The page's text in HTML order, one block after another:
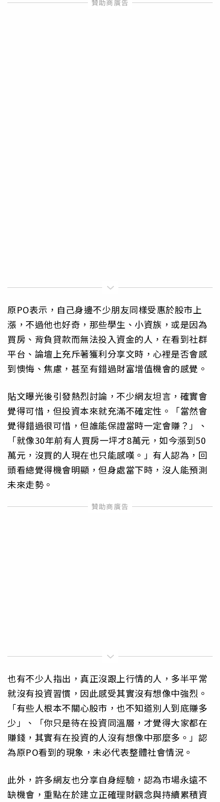
原PO表示，自己身邊不少朋友同樣受惠於股市上
漲，不過他也好奇，那些學生、小資族，或是因為
買房、背負貸款而無法投入資金的人，在看到社群
平台、論壇上充斥著獲利分享文時，心裡是否會感
到懊悔、焦慮，甚至有錯過財富增值機會的感覺。
貼文曝光後引發熱烈討論，不少網友坦言，確實會
覺得可惜，但投資本來就充滿不確定性。「當然會
覺得錯過很可惜，但誰能保證當時一定會賺？」、
「就像30年前有人買房一坪才8萬元，如今漲到50
萬元，沒買的人現在也只能感嘆。」有人認為，回
頭看總覺得機會明顯，但身處當下時，沒人能預測
未來走勢。
也有不少人指出，真正沒跟上行情的人，多半平常
就沒有投資習慣，因此感受其實沒有想像中強烈。
「有些人根本不關心股市，也不知道別人到底賺多
少」、「你只是待在投資同溫層，才覺得大家都在
賺錢，其實有在投資的人沒有想像中那麼多。」認
為原PO看到的現象，未必代表整體社會情況。
此外，許多網友也分享自身經驗，認為市場永遠不
缺機會，重點在於建立正確理財觀念與持續累積資